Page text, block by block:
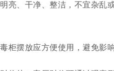
亮、干净、整洁，不宜杂乱
柜摆放应方便使用，避免影